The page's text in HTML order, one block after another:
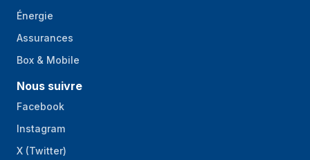
Énergie
Assurances
Box & Mobile
Nous suivre
Facebook
Instagram
X (Twitter)